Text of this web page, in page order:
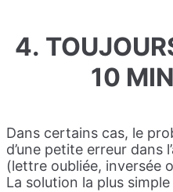
4.
10
Dans certains cas, le
d’une petite erreur dans
(lettre oubliée, inversée
La solution la plus